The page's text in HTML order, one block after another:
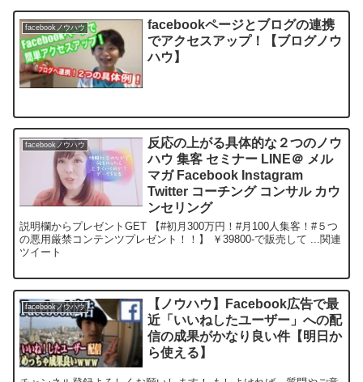
facebookノウハウ
facebookページとブログの連携
でアクセスアップ！【ブログノウ
ハウ】
facebookノウハウ
反応の上がる具体的な２つのノウ
ハウ 集客 セミナー LINE＠ メル
マガ Facebook Instagram
Twitter コーチング コンサル カウ
ンセリング
説明欄からプレゼントGET 【#初月300万円！#月100人集客！#５つ
の悪用厳禁コンテンツプレゼント！！】 ￥39800-で販売して ...関連
ツイート
facebookノウハウ
【ノウハウ】Facebook広告で最
近「いいねしたユーザー」への配
信の成果がかなり良い件【明日か
ら使える】